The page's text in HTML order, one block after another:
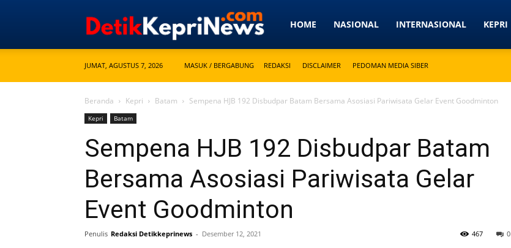
Detikkeprinews.com
HOME NASIONAL INTERNASIONAL KEPRI
JUMAT, AGUSTUS 7, 2026 MASUK / BERGABUNG REDAKSI DISCLAIMER PEDOMAN MEDIA SIBER
Beranda Kepri Batam Sempena HJB 192 Disbudpar Batam Bersama Asosiasi Pariwisata Gelar Event Goodminton
Kepri Batam
Sempena HJB 192 Disbudpar Batam
Bersama Asosiasi Pariwisata Gelar
Event Goodminton
Penulis Redaksi Detikkeprinews - Desember 12, 2021 0
467